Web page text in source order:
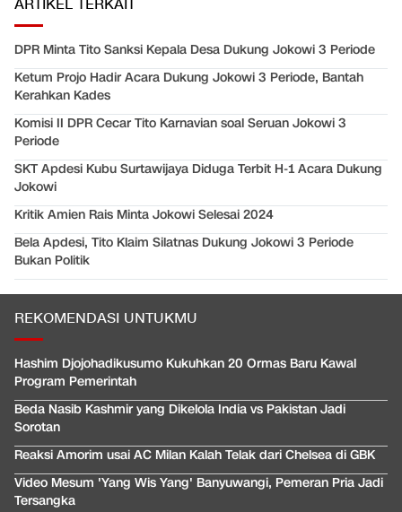
ARTIKEL TERKAIT
DPR Minta Tito Sanksi Kepala Desa Dukung Jokowi 3 Periode
Ketum Projo Hadir Acara Dukung Jokowi 3 Periode, Bantah
Kerahkan Kades
Komisi II DPR Cecar Tito Karnavian soal Seruan Jokowi 3
Periode
SKT Apdesi Kubu Surtawijaya Diduga Terbit H-1 Acara Dukung
Jokowi
Kritik Amien Rais Minta Jokowi Selesai 2024
Bela Apdesi, Tito Klaim Silatnas Dukung Jokowi 3 Periode
Bukan Politik
REKOMENDASI UNTUKMU
Hashim Djojohadikusumo Kukuhkan 20 Ormas Baru Kawal
Program Pemerintah
Beda Nasib Kashmir yang Dikelola India vs Pakistan Jadi
Sorotan
Reaksi Amorim usai AC Milan Kalah Telak dari Chelsea di GBK
Video Mesum 'Yang Wis Yang' Banyuwangi, Pemeran Pria Jadi
Tersangka